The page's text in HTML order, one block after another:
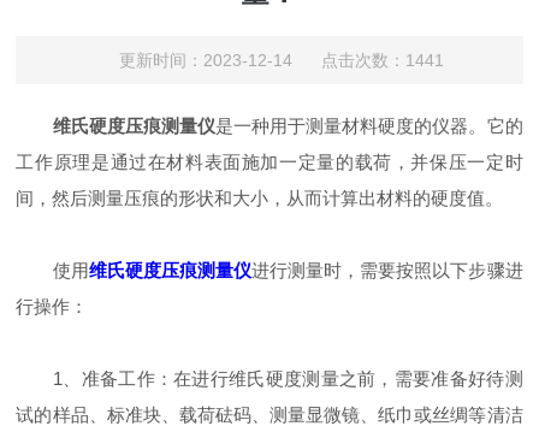
更新时间：2023-12-14 点击次数：1441
维氏硬度压痕测量仪是一种用于测量材料硬度的仪器。它的
工作原理是通过在材料表面施加一定量的载荷，并保压一定时
间，然后测量压痕的形状和大小，从而计算出材料的硬度值。
使用维氏硬度压痕测量仪进行测量时，需要按照以下步骤进
行操作：
1、准备工作：在进行维氏硬度测量之前，需要准备好待测
试的样品、标准块、载荷砝码、测量显微镜、纸巾或丝绸等清洁